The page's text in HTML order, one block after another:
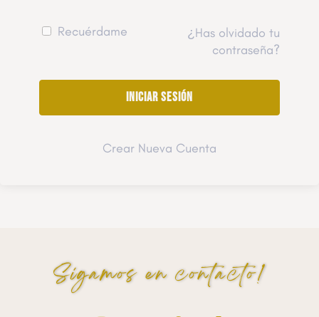
Recuérdame
¿Has olvidado tu
contraseña?
Crear Nueva Cuenta
Sigamos en contacto!